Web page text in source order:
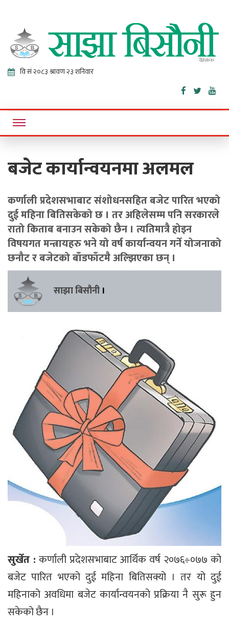
Sajha
Bisaunee
Online News Portal
बजेट कार्यान्वयनमा अलमल
कर्णाली प्रदेशसभाबाट संशोधनसहित बजेट पारित भएको
दुई महिना बितिसकेको छ । तर अहिलेसम्म पनि सरकारले
रातो किताब बनाउन सकेको छैन । त्यतिमात्रै होइन
विषयगत मन्त्रायहरु भने यो वर्ष कार्यान्वयन गर्ने योजनाको
छनौट र बजेटको बाँडफाँटमै अल्झिएका छन् ।
साझा बिसौनी ।
सुर्खेत : कर्णाली प्रदेशसभाबाट आर्थिक वर्ष २०७६÷०७७ को
बजेट पारित भएको दुई महिना बितिसक्यो । तर यो दुई
महिनाको अवधिमा बजेट कार्यान्वयनको प्रक्रिया नै सुरू हुन
सकेको छैन ।